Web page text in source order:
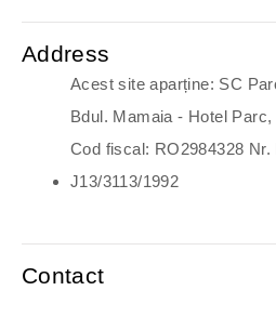
Address
Acest site aparține: SC
Bdul. Mamaia - Hotel
Cod fiscal: RO2984328 Nr.
J13/3113/1992
Contact